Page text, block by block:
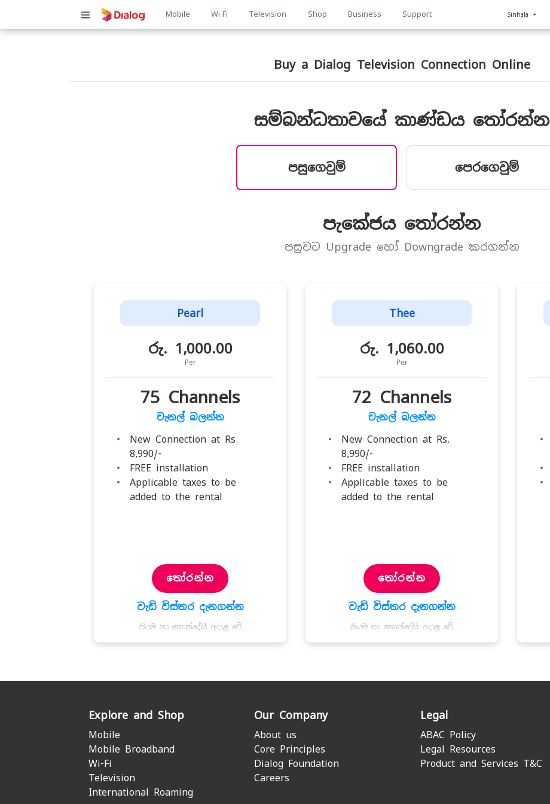
Main
navigation
Mobile Wi-Fi Television Shop Business Support Sinhala
Buy a Dialog Television Connection Online
සම්බන්ධතාවයේ කාණ්ඩය තෝරන්න
පසුගෙවුම් පෙරගෙවුම්
පැකේජය තෝරන්න
පසුවට Upgrade හෝ Downgrade කරගන්න
Pearl
රු. 1,000.00
Per
75 Channels
චැනල් බලන්න
New Connection at Rs.
8,990/-
FREE installation
Applicable taxes to be
added to the rental
තෝරන්න
වැඩි විස්තර දැනගන්න
නියම හා කොන්දේසි අදාළ වේ
Thee
රු. 1,060.00
Per
72 Channels
චැනල් බලන්න
New Connection at Rs.
8,990/-
FREE installation
Applicable taxes to be
added to the rental
තෝරන්න
වැඩි විස්තර දැනගන්න
නියම හා කොන්දේසි අදාළ වේ
Explore and Shop
Mobile
Mobile Broadband
Wi-Fi
Television
International Roaming
Our Company
About us
Core Principles
Dialog Foundation
Careers
Legal
ABAC Policy
Legal Resources
Product and Services T&C